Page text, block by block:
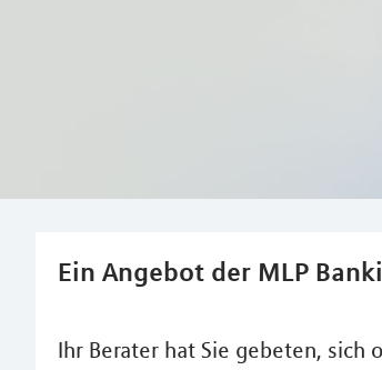
Ein Angebot der MLP
Ihr Berater hat Sie gebeten,